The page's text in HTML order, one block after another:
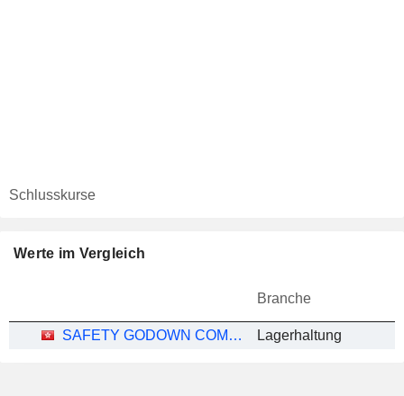
Schlusskurse
Werte im Vergleich
Branche
SAFETY GODOWN COMPANY, LIMITED Lagerhaltung